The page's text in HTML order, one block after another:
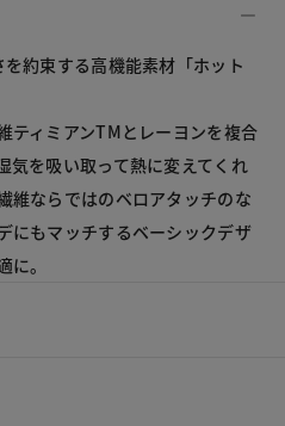
約束する高機能素材「ホット
ティミアンTMとレーヨンを複合
気を吸い取って熱に変えてくれ
維ならではのベロアタッチのな
にもマッチするベーシックデザ
。